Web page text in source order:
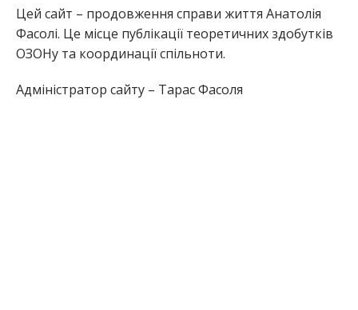
Цей сайт – продовження справи життя Анатолія
Фасолі. Це місце публікації теоретичних здобутків
ОЗОНу та координації спільноти.
Адміністратор сайту – Тарас Фасоля